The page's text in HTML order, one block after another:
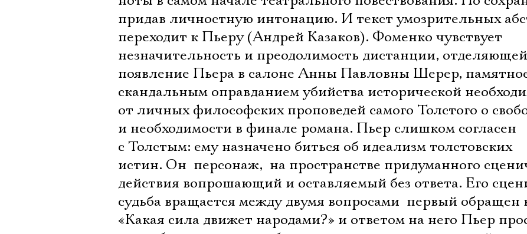
придав личностную интонацию. И текст умозрительных
переходит к Пьеру (Андрей Казаков). Фоменко чувствует
незначительность и преодолимость дистанции,
появление Пьера в салоне Анны Павловны Шерер,
скандальным оправданием убийства исторической
от личных философских проповедей самого Толстого о
и необходимости в финале романа. Пьер слишком согласен
с Толстым: ему назначено биться об идеализм толстовских
истин. Он  персонаж,  на пространстве придуманного
действия вопрошающий и оставляемый без ответа. Его
судьба вращается между двумя вопросами  первый обращен в
«Какая сила движет народами?» и ответом на него Пьер